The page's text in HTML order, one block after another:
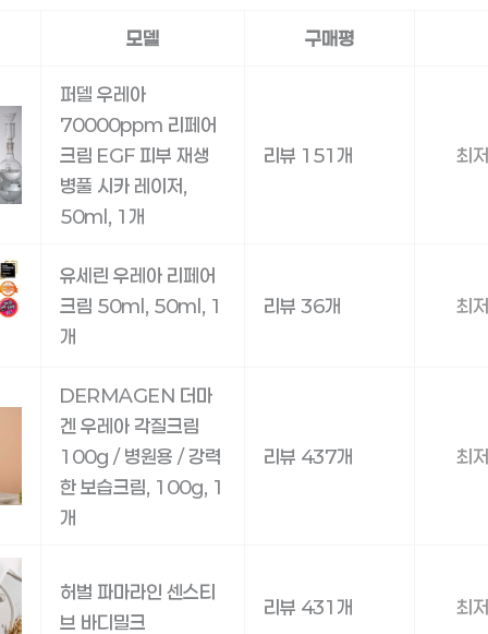
모델 구매평
퍼델 우레아
70000ppm 리페어
크림 EGF 피부 재생
병풀 시카 레이저,
50ml, 1개
리뷰 151개 최
유세린 우레아 리페어
크림 50ml, 50ml, 1
개
리뷰 36개 최
DERMAGEN 더마
겐 우레아 각질크림
100g / 병원용 / 강력
한 보습크림, 100g, 1
개
리뷰 437개 최
허벌 파마라인 센스티
브 바디밀크
리뷰 431개 최